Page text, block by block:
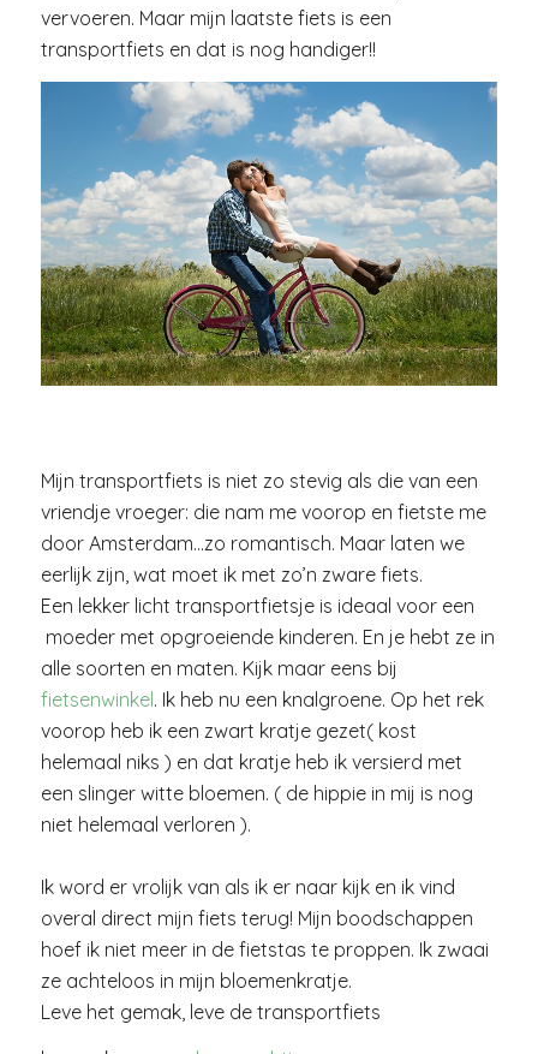
vervoeren. Maar mijn laatste fiets is een
transportfiets en dat is nog handiger!!
Mijn transportfiets is niet zo stevig als die van een
vriendje vroeger: die nam me voorop en fietste me
door Amsterdam…zo romantisch. Maar laten we
eerlijk zijn, wat moet ik met zo’n zware fiets.
Een lekker licht transportfietsje is ideaal voor een
moeder met opgroeiende kinderen. En je hebt ze in
alle soorten en maten. Kijk maar eens bij
fietsenwinkel. Ik heb nu een knalgroene. Op het rek
voorop heb ik een zwart kratje gezet( kost
helemaal niks ) en dat kratje heb ik versierd met
een slinger witte bloemen. ( de hippie in mij is nog
niet helemaal verloren ).
Ik word er vrolijk van als ik er naar kijk en ik vind
overal direct mijn fiets terug! Mijn boodschappen
hoef ik niet meer in de fietstas te proppen. Ik zwaai
ze achteloos in mijn bloemenkratje.
Leve het gemak, leve de transportfiets